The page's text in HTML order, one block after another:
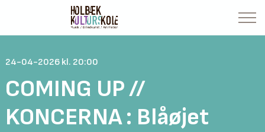
24-04-2026 kl. 20:00
COMING UP //
KONCERNA : Blåøjet